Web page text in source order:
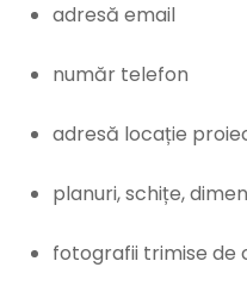
adresă email
număr telefon
adresă locație
planuri, schițe,
fotografii trimise de